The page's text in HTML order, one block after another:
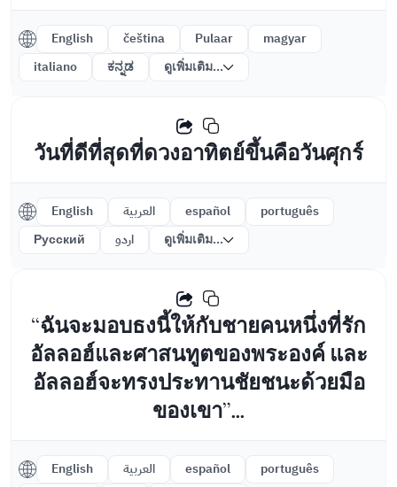
English čeština Pulaar
magyar
italiano
ಕನ್ನಡ ดูเพิ่มเติม...
วันที่ดีที่สุดที่ดวงอาทิตย์ขึ้นคือวันศุกร์
English العربية español
português
Русский
اردو ดูเพิ่มเติม...
“ฉันจะมอบธงนี้ให้กับชายคนหนึ่งที่รัก
อัลลอฮ์และศาสนทูตของพระองค์ และ
อัลลอฮ์จะทรงประทานชัยชนะด้วยมือ
ของเขา”...
English العربية español
português